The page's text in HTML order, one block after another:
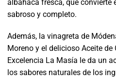
albahaca fresca, que convierte
sabroso y completo.
Además, la vinagreta de
Moreno y el delicioso Aceite de
Excelencia La Masía le da un
los sabores naturales de los